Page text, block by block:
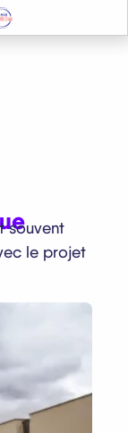
souvent
le projet